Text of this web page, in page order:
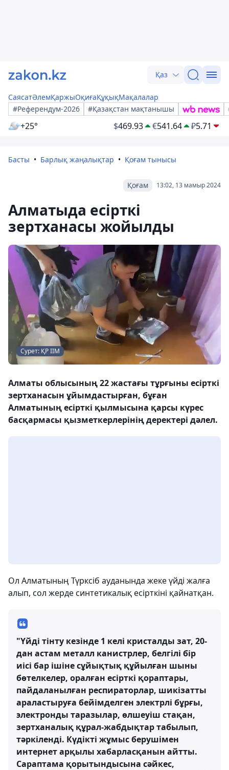
Қаз
СаясатӘлемҚаржыОқиғаҚұқықМақалалар
#Референдум-2026
#Қазақстан мақтанышы
+25° $469.93 €541.64 ₽5.71
Басты Барлық жаңалықтар Қоғам тынысы
13:02, 13 мамыр 2024
Қоғам
Алматыда есірткі
зертханасы жойылды
Сурет: ҚР ІІМ
Алматы облысының 22 жастағы тұрғыны есірткі
зертханасын ұйымдастырған, бұған
Алматының есірткі қылмысына қарсы күрес
басқармасы қызметкерлерінің деректері дәлел.
Ол Алматының Түрксіб ауданында жеке үйді жалға
алып, сол жерде синтетикалық есірткіні қайнатқан.
"Үйді тінту кезінде 1 келі кристалды зат, 20-
дан астам металл канистрлер, белгілі бір
иісі бар ішіне сұйықтық құйылған шыны
бөтелкелер, оралған есірткі қораптары,
пайдаланылған респираторлар, шикізатты
араластыруға бейімделген электрлі бұрғы,
электронды таразылар, өлшеуіш стақан,
зертханалық құрал-жабдықтар табылып,
тәркіленді. Күдікті жұмыс берушімен
интернет арқылы хабарласқанын айтты.
Сараптама қорытындысына сәйкес,